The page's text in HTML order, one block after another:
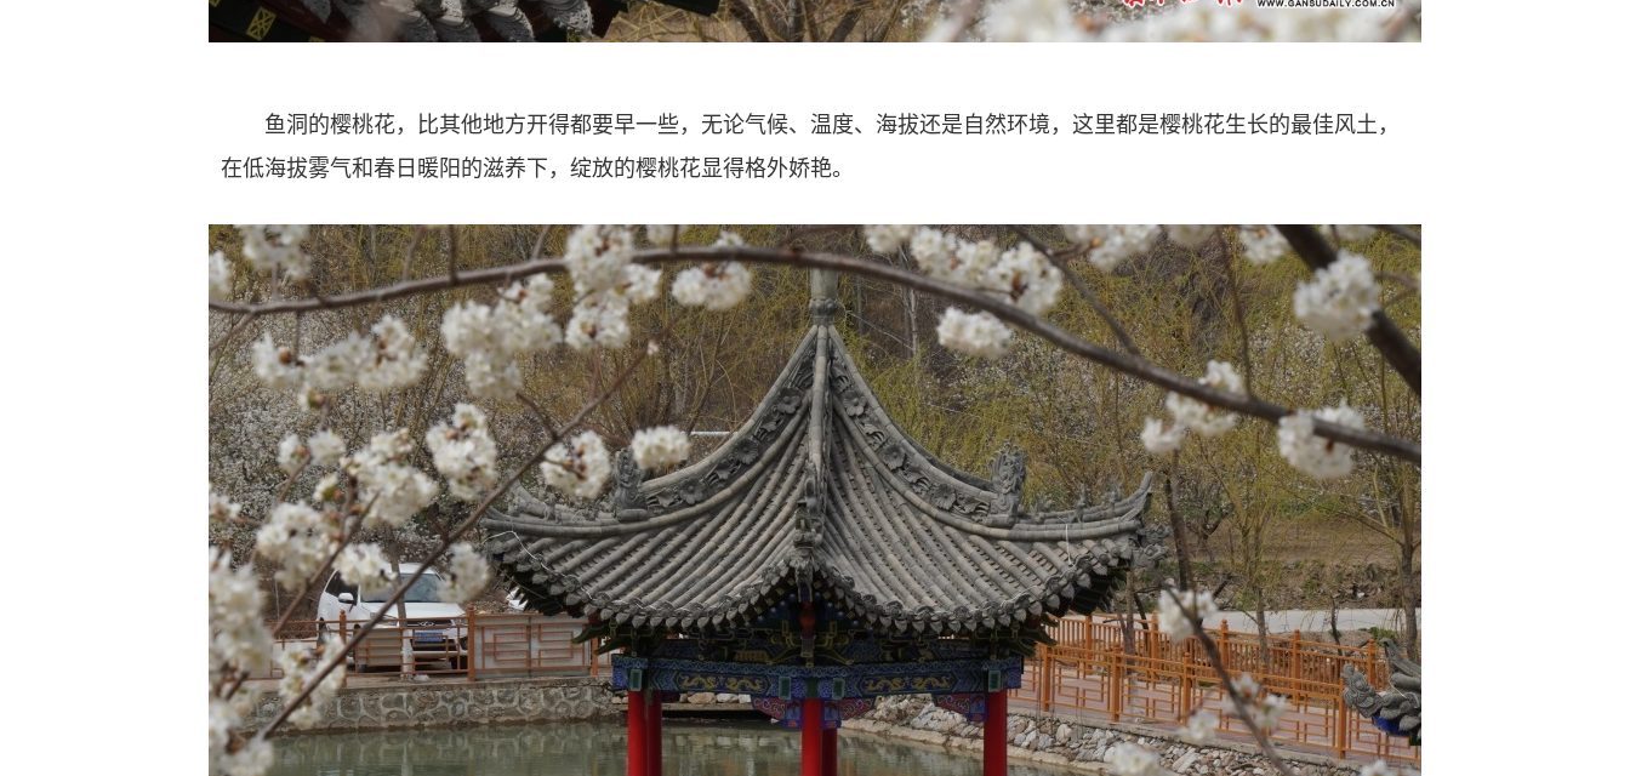
鱼洞的樱桃花，比其他地方开得都要早一些，无论气候、温度、海拔还是自然环境，这里都是樱桃花生长的最佳风土，
在低海拔雾气和春日暖阳的滋养下，绽放的樱桃花显得格外娇艳。